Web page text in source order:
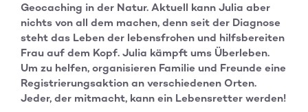
Geocaching in der Natur. Aktuell kann Julia aber
nichts von all dem machen, denn seit der Diagnose
steht das Leben der lebensfrohen und hilfsbereiten
Frau auf dem Kopf. Julia kämpft ums Überleben.
Um zu helfen, organisieren Familie und Freunde eine
Registrierungsaktion an verschiedenen Orten.
Jeder, der mitmacht, kann ein Lebensretter werden!